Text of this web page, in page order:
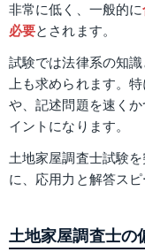
非常に低く、一般的に
必要とされます。
試験では法律系の知
上も求められます。
や、記述問題を速く
イントになります。
土地家屋調査士試験
に、応用力と解答ス
土地家屋調査士の